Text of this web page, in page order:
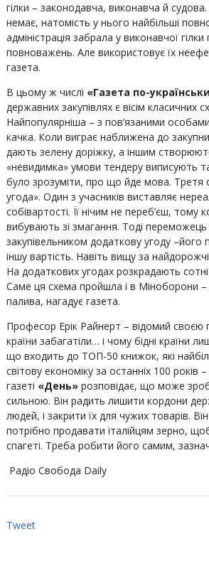
гілки – законодавча, виконавча й
немає, натомість у нього найбільші
адміністрація забрала у виконавчої
повноважень. Але використовує їх
газета.
В цьому ж числі «Газета по-
державних закупівлях є вісім класичних
Найпопулярніша – з пов’язаними
качка. Коли виграє наближена до
дають зелену доріжку, а іншим
«невидимка» умови тендеру виписують
було зрозуміти, про що йде мова. Третя
угода». Один з учасників виставляє
собівартості. Її нічим не переб’єш, тому
вибувають зі змагання. Тоді переможець
закупівельником додаткову угоду –його
іншу вартість. Навіть вищу за
На додаткових угодах розкрадають сотні
Саме ця схема пройшла і в Міноборони
палива, нагадує газета.
Професор Ерік Райнерт – відомий своєю
країни забагатіли… і чому бідні країни
що входить до ТОП-50 книжок, які
світову економіку за останніх 100 років –
газеті «День»розповідає, що може
сильною. Він радить лишити кордони
людей, і закрити їх для чужих товарів.
потрібно продавати італійцям зерно,
спагеті. Треба робити його самим,
Радіо Свобода Daily
Tweet